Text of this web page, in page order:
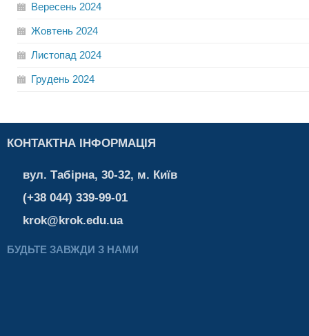
Вересень 2024
Жовтень 2024
Листопад 2024
Грудень 2024
КОНТАКТНА ІНФОРМАЦІЯ
вул. Табірна, 30-32, м. Київ
(+38 044) 339-99-01
krok@krok.edu.ua
БУДЬТЕ ЗАВЖДИ З НАМИ